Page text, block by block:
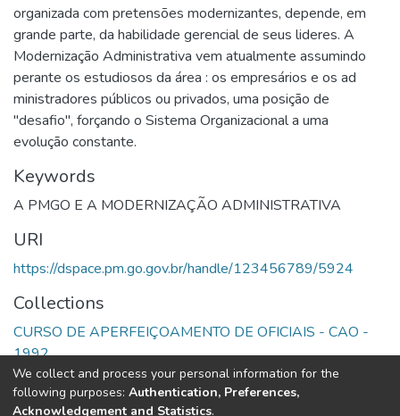
organizada com pretensões modernizantes, depende, em
grande parte, da habilidade gerencial de seus lideres. A
Modernização Administrativa vem atualmente assumindo
perante os estudiosos da área : os empresários e os ad
ministradores públicos ou privados, uma posição de
"desafio", forçando o Sistema Organizacional a uma
evolução constante.
Keywords
A PMGO E A MODERNIZAÇÃO ADMINISTRATIVA
URI
https://dspace.pm.go.gov.br/handle/123456789/5924
Collections
CURSO DE APERFEIÇOAMENTO DE OFICIAIS - CAO -
1992
Full item page
We collect and process your personal information for the
following purposes: Authentication, Preferences,
Acknowledgement and Statistics.